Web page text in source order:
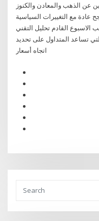
عن الذهب والمعادن والكنوز
عادة مع التغييرات السياسية
الاسبوع القادم تحليل التقني
تساعد المتداول على تحديد
اتجاه أسعار